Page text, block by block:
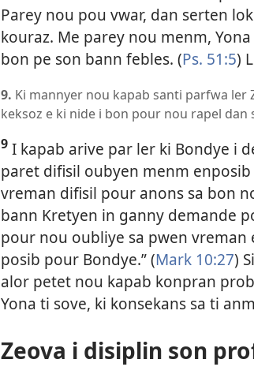
Parey nou pou vwar, dan serten
kouraz. Me parey nou menm,
bon pe son bann febles. (Ps. 51:5)
9. Ki mannyer nou kapab santi parfwa
keksoz e ki nide i bon pour nou rapel dan
9 I kapab arive par ler ki Bondye i
paret difisil oubyen menm
vreman difisil pour anons sa bon
bann Kretyen in ganny demande
pour nou oubliye sa pwen vreman
posib pour Bondye.” (Mark 10:27)
alor petet nou kapab konpran
Yona ti sove, ki konsekans sa ti
Zeova i disiplin son